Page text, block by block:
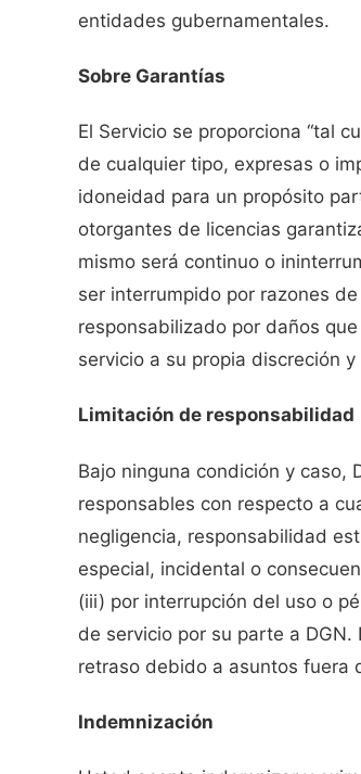
entidades gubernamentales.
Sobre Garantías
El Servicio se proporciona “tal
de cualquier tipo, expresas o
idoneidad para un propósito
otorgantes de licencias
mismo será continuo o
ser interrumpido por razones
responsabilizado por daños
servicio a su propia discreción y
Limitación de responsabilidad
Bajo ninguna condición y caso,
responsables con respecto a
negligencia, responsabilidad
especial, incidental o
(iii) por interrupción del uso o
de servicio por su parte a
retraso debido a asuntos fuera
Indemnización